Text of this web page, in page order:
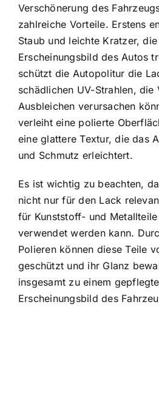
Verschönerung des
zahlreiche Vorteile. Erstens
Staub und leichte Kratzer,
Erscheinungsbild des Autos
schützt die Autopolitur die
schädlichen UV-Strahlen, die
Ausbleichen verursachen
verleiht eine polierte
eine glattere Textur, die das
und Schmutz erleichtert.
Es ist wichtig zu beachten,
nicht nur für den Lack
für Kunststoff- und
verwendet werden kann.
Polieren können diese Teile
geschützt und ihr Glanz
insgesamt zu einem
Erscheinungsbild des